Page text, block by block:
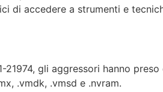
di accedere a strumenti e
gli aggressori hanno
.vmdk, .vmsd e .nvram.